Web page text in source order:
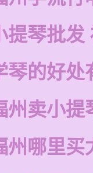
提琴批发
琴的好处
州卖小提
州哪里买